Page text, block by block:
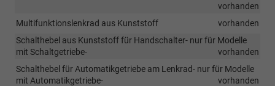
vorhanden
Multifunktionslenkrad aus Kunststoff
vorhanden
Schalthebel aus Kunststoff für Handschalter- nur für Modelle
mit Schaltgetriebe-
vorhanden
Schalthebel für Automatikgetriebe am Lenkrad- nur für Modelle
mit Automatikgetriebe-
vorhanden